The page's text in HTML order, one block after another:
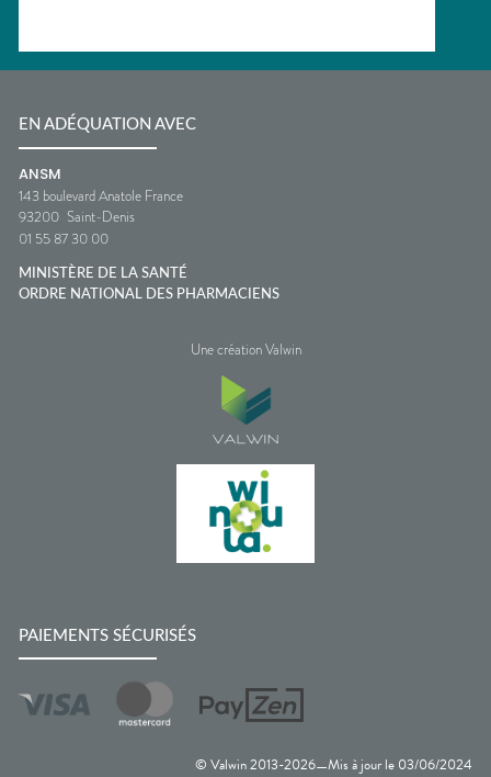
© Valwin 2013-2026—Mis à jour le 03/06/2024
EN ADÉQUATION AVEC
ANSM
143 boulevard Anatole France
93200 Saint-Denis
01 55 87 30 00
MINISTÈRE DE LA SANTÉ
ORDRE NATIONAL DES PHARMACIENS
Une création Valwin
PAIEMENTS SÉCURISÉS